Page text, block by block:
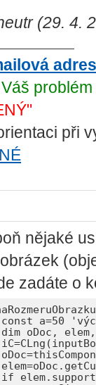
(29. 4.
při
nějaké
zadáte o